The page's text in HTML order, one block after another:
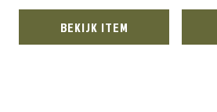
BEKIJK ITEM